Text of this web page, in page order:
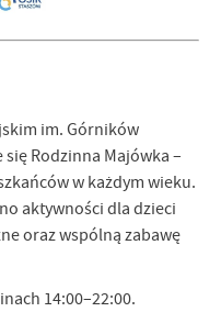
im. Górników
Rodzinna Majówka –
w każdym wieku.
aktywności dla dzieci
oraz wspólną zabawę
14:00–22:00.